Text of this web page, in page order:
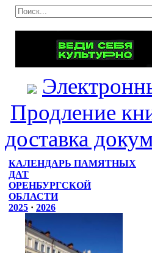
Продление
доставка
КАЛЕНДАРЬ ПАМЯТНЫХ
ДАТ
ОРЕНБУРГСКОЙ
ОБЛАСТИ
2025 · 2026